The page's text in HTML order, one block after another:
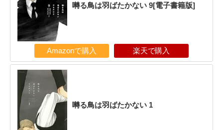
囀る鳥は羽ばたかない 9[電子書籍版]
Amazonで購入 楽天で購入
囀る鳥は羽ばたかない 1